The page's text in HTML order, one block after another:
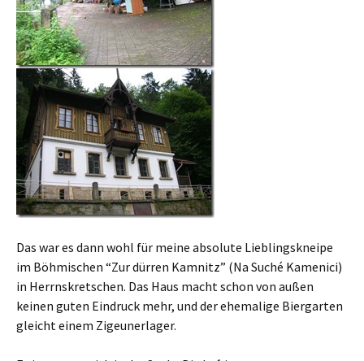
Das war es dann wohl für meine absolute Lieblingskneipe
im Böhmischen “Zur dürren Kamnitz” (Na Suché Kamenici)
in Herrnskretschen. Das Haus macht schon von außen
keinen guten Eindruck mehr, und der ehemalige Biergarten
gleicht einem Zigeunerlager.